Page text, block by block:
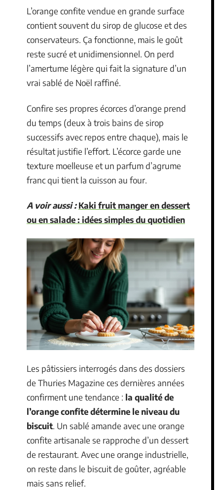
L’orange confite vendue en grande surface
contient souvent du sirop de glucose et des
conservateurs. Ça fonctionne, mais le goût
reste sucré et unidimensionnel. On perd
l’amertume légère qui fait la signature d’un
vrai sablé de Noël raffiné.
Confire ses propres écorces d’orange prend
du temps (deux à trois bains de sirop
successifs avec repos entre chaque), mais le
résultat justifie l’effort. L’écorce garde une
texture moelleuse et un parfum d’agrume
franc qui tient la cuisson au four.
A voir aussi : Kaki fruit manger en dessert
ou en salade : idées simples du quotidien
Les pâtissiers interrogés dans des dossiers
de Thuries Magazine ces dernières années
confirment une tendance : la qualité de
l’orange confite détermine le niveau du
biscuit. Un sablé amande avec une orange
confite artisanale se rapproche d’un dessert
de restaurant. Avec une orange industrielle,
on reste dans le biscuit de goûter, agréable
mais sans relief.